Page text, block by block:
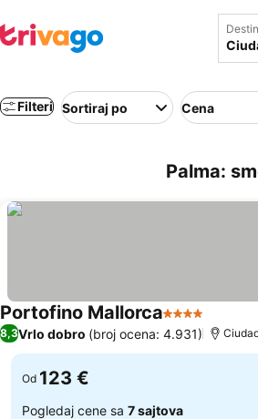
Filteri Sortiraj po Cena
Palma:
Portofino Mallorca4 Zvezdice
8,3Vrlo dobro (broj ocena: 4.931)
Od 123 €
Pogledaj cene sa 7 sajtova